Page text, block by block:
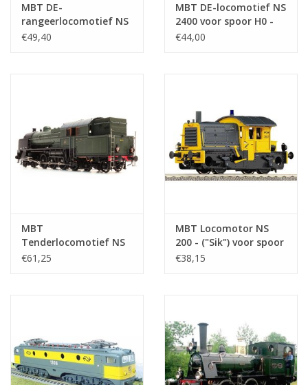
MBT DE-
rangeerlocomotief NS
600 - ("Hippel",
€49,40
MBT DE-locomotief NS
2400 voor spoor H0 -
Bouwtekening Schaal 1
€44,00
MBT
Tenderlocomotief NS
6300 - ("Beul") voor
€61,25
MBT Locomotor NS
200 - ("Sik") voor spoor
I - Bouwtekening
€38,15